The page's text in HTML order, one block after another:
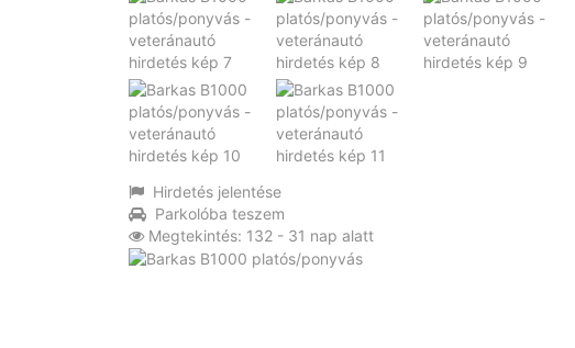
Hirdetés jelentése
Parkolóba teszem
Megtekintés: 132 - 31 nap alatt